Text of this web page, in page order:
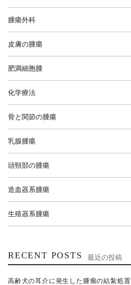
腫瘍外科
皮膚の腫瘍
肥満細胞腫
化学療法
骨と関節の腫瘍
乳腺腫瘍
頭頸部の腫瘍
造血器系腫瘍
生殖器系腫瘍
RECENT POSTS 最近の投稿
高齢犬の耳介に発生した腫瘤の結紮処置